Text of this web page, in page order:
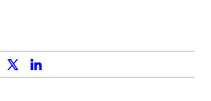
x.com linkedin